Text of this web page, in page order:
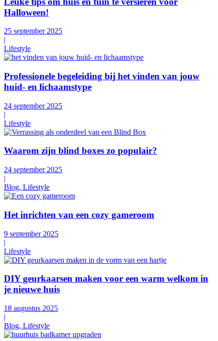
Halloween!
25 september 2025
|
Lifestyle
Professionele begeleiding bij het vinden van jouw
huid- en lichaamstype
24 september 2025
|
Lifestyle
Waarom zijn blind boxes zo populair?
24 september 2025
|
Blog, Lifestyle
Het inrichten van een cozy gameroom
9 september 2025
|
Lifestyle
DIY geurkaarsen maken voor een warm welkom in
je nieuwe huis
18 augustus 2025
|
Blog, Lifestyle